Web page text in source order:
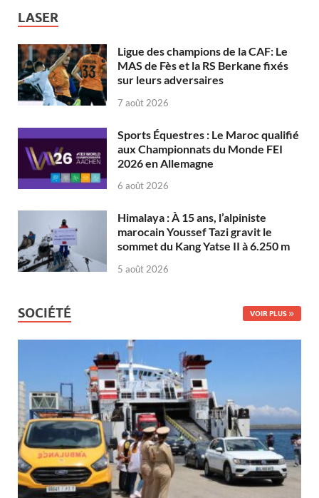
LASER
Ligue des champions de la CAF: Le
MAS de Fès et la RS Berkane fixés
sur leurs adversaires
7 août 2026
Sports Équestres : Le Maroc qualifié
aux Championnats du Monde FEI
2026 en Allemagne
6 août 2026
Himalaya : À 15 ans, l’alpiniste
marocain Youssef Tazi gravit le
sommet du Kang Yatse II à 6.250 m
5 août 2026
SOCIÉTÉ VOIR PLUS